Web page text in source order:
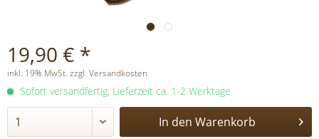
19,90 € *
inkl. 19% MwSt. zzgl. Versandkosten
Sofort versandfertig, Lieferzeit ca. 1-2 Werktage
In den Warenkorb